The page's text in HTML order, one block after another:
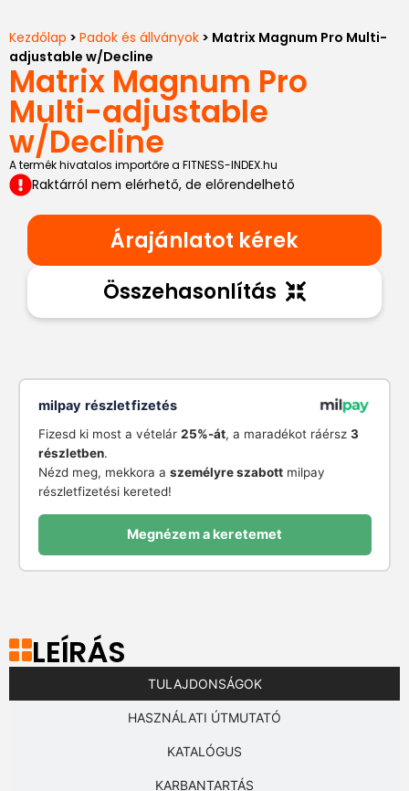
Kezdőlap > Padok és állványok > Matrix Magnum Pro Multi-
adjustable w/Decline
Matrix Magnum Pro
Multi-adjustable
w/Decline
A termék hivatalos importőre a FITNESS-INDEX.hu
Raktárról nem elérhető, de előrendelhető
Árajánlatot kérek
Összehasonlítás
milpay részletfizetés
Fizesd ki most a vételár 25%-át, a maradékot ráérsz 3
részletben.
Nézd meg, mekkora a személyre szabottmilpay
részletfizetési kereted!
Megnézem a keretemet
LEÍRÁS
TULAJDONSÁGOK
HASZNÁLATI ÚTMUTATÓ
KATALÓGUS
KARBANTARTÁS